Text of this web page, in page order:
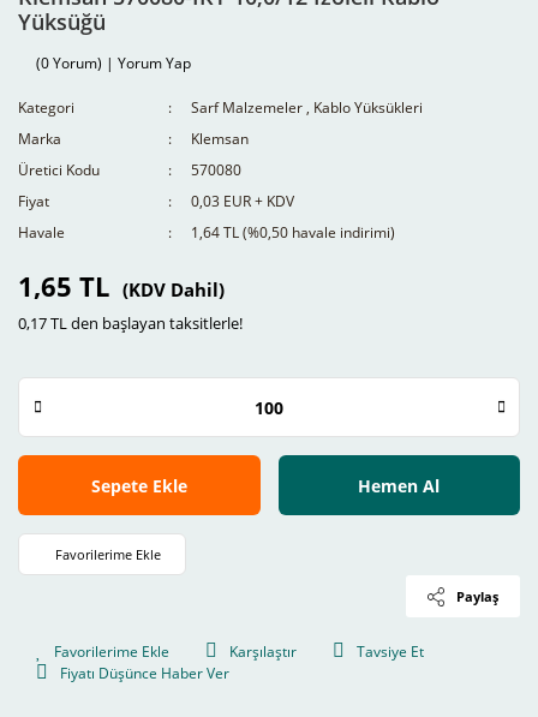
Yüksüğü
(0 Yorum) | Yorum Yap
Kategori Sarf Malzemeler , Kablo Yüksükleri
Marka
Klemsan
Üretici Kodu
570080
Fiyat
0,03 EUR + KDV
Havale
1,64 TL (%0,50 havale indirimi)
1,65 TL (KDV Dahil)
0,17 TL den başlayan taksitlerle!
Sepete Ekle Hemen Al
Paylaş
Karşılaştır
Tavsiye Et
Fiyatı Düşünce Haber Ver